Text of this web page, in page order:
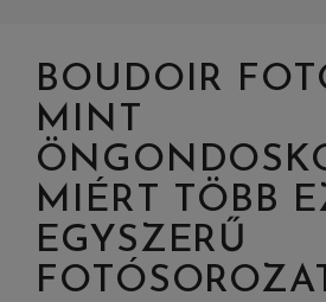
BOUDOIR
MINT
MIÉRT TÖBB
EGYSZERŰ